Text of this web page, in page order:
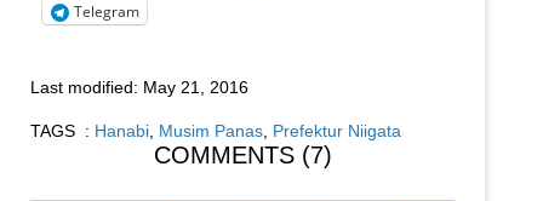
Telegram
Last modified: May 21, 2016
TAGS : Hanabi Musim Panas Prefektur Niigata
COMMENTS (7)